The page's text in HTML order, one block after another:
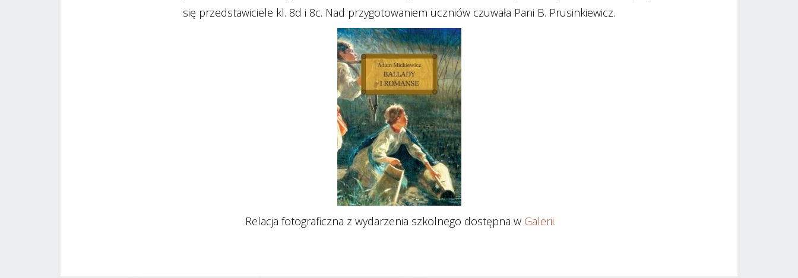
się przedstawiciele kl. 8d i 8c. Nad przygotowaniem uczniów czuwała Pani B. Prusinkiewicz.
Relacja fotograficzna z wydarzenia szkolnego dostępna w Galerii.